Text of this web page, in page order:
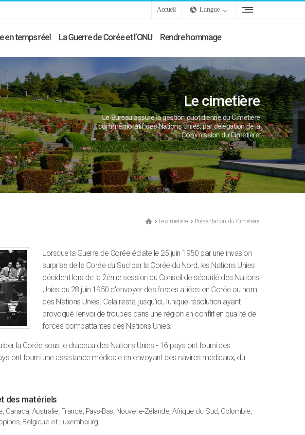
Accueil Langue
en temps réel La Guerre de Corée et l’ONU Rendre hommage
Le cimetière
Le Bureau assure la gestion quotidienne du Cimetière
commémoratif des Nations Unies, par délégation de la
Commission du Cimetière.
Le cimetière Présentation du Cimetière
Lorsque la Guerre de Corée éclate le 25 juin 1950 par une invasion
surprise de la Corée du Sud par la Corée du Nord, les Nations Unies
décident lors de la 2ème session du Conseil de sécurité des Nations
Unies du 28 juin 1950 d'envoyer des forces alliées en Corée au nom
des Nations Unies. Cela reste, jusqu’ici, l’unique résolution ayant
provoqué l’envoi de troupes dans une région en conflit en qualité de
forces combattantes des Nations Unies.
la Corée sous le drapeau des Nations Unies - 16 pays ont fourni des
ont fourni une assistance médicale en envoyant des navires médicaux, du
des matériels
Canada, Australie, France, Pays-Bas, Nouvelle-Zélande, Afrique du Sud, Colombie,
Belgique et Luxembourg.